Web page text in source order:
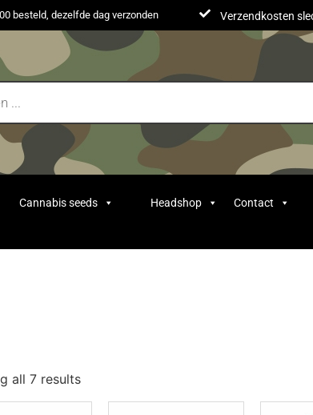
besteld, dezelfde dag verzonden Verzendkosten
Cannabis seeds Headshop Contact
all 7 results